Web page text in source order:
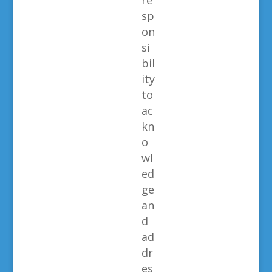
sp
on
si
bil
ity
to
ac
kn
o
wl
ed
ge
an
d
ad
dr
es